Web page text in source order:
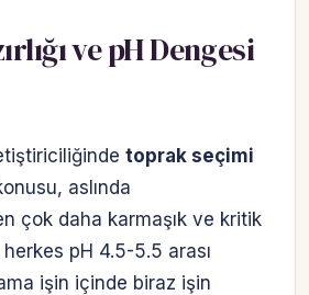
ve pH Dengesi
toprak seçimi
aslında
çok daha karmaşık ve kritik
pH 4.5-5.5 arası
işin içinde biraz işin